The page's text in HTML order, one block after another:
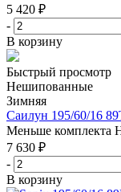
5 420 ₽
-
В корзину
Быстрый просмотр
Нешипованные
Зимняя
Саилун 195/60/16
Меньше комплекта
7 630 ₽
-
В корзину